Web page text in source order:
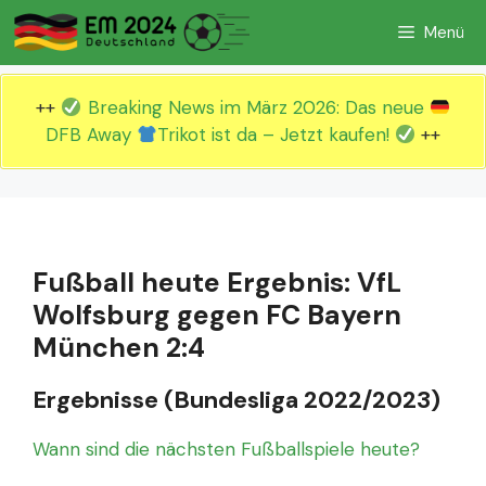
Zum
Inhalt
springen
Menü
++
Breaking News im März 2026: Das neue
DFB Away
Trikot ist da – Jetzt kaufen! ++
Fußball heute Ergebnis: VfL
Wolfsburg gegen FC Bayern
München 2:4
Ergebnisse (Bundesliga 2022/2023)
Wann sind die nächsten Fußballspiele heute?